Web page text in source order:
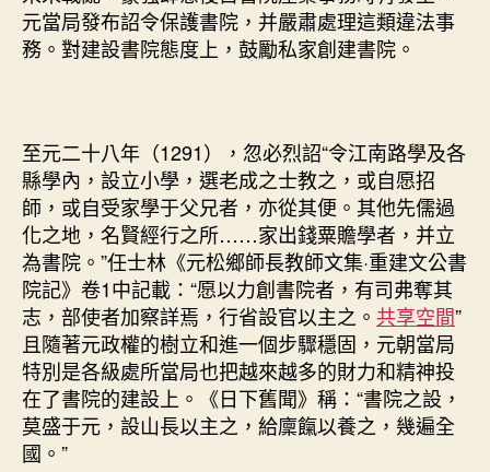
元當局發布詔令保護書院，并嚴肅處理這類違法事
務。對建設書院態度上，鼓勵私家創建書院。
至元二十八年（1291），忽必烈詔“令江南路學及各
縣學內，設立小學，選老成之士教之，或自愿招
師，或自受家學于父兄者，亦從其便。其他先儒過
化之地，名賢經行之所……家出錢粟贍學者，并立
為書院。”任士林《元松鄉師長教師文集·重建文公書
院記》卷1中記載：“愿以力創書院者，有司弗奪其
志，部使者加察詳焉，行省設官以主之。 共享空間”
且隨著元政權的樹立和進一個步驟穩固，元朝當局
特別是各級處所當局也把越來越多的財力和精神投
在了書院的建設上。《日下舊聞》稱：“書院之設，
莫盛于元，設山長以主之，給廩餼以養之，幾遍全
國。”